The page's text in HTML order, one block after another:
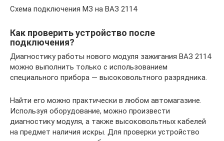
Схема подключения МЗ на ВАЗ 2114
Как проверить устройство после
подключения?
Диагностику работы нового модуля зажигания ВАЗ 2114
можно выполнить только с использованием
специального прибора — высоковольтного разрядника.
Найти его можно практически в любом автомагазине.
Используя оборудование, можно произвести
диагностику модуля, а также высоковольтных кабелей
на предмет наличия искры. Для проверки устройство